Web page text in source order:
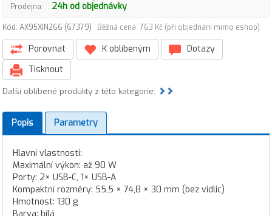
Prodejna: 24h od objednávky
Kód: AX95XIN266 (67379) Běžná cena: 763 Kč (při objednání mimo eshop)
Porovnat K oblíbeným
Dotazy
Tisknout
Další oblíbené produkty z této kategorie:
Popis Parametry
Hlavní vlastnosti:
Maximální výkon: až 90 W
Porty: 2× USB-C, 1× USB-A
Kompaktní rozměry: 55,5 × 74,8 × 30 mm (bez vidlic)
Hmotnost: 130 g